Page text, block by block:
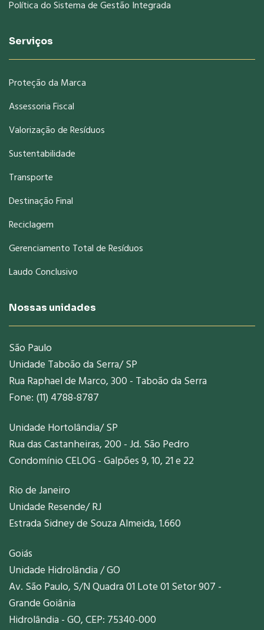
Política do Sistema de Gestão Integrada
Serviços
Proteção da Marca
Assessoria Fiscal
Valorização de Resíduos
Sustentabilidade
Transporte
Destinação Final
Reciclagem
Gerenciamento Total de Resíduos
Laudo Conclusivo
Nossas unidades
São Paulo
Unidade Taboão da Serra/ SP
Rua Raphael de Marco, 300 - Taboão da Serra
Fone: (11) 4788-8787
Unidade Hortolândia/ SP
Rua das Castanheiras, 200 - Jd. São Pedro
Condomínio CELOG - Galpões 9, 10, 21 e 22
Rio de Janeiro
Unidade Resende/ RJ
Estrada Sidney de Souza Almeida, 1.660
Goiás
Unidade Hidrolândia / GO
Av. São Paulo, S/N Quadra 01 Lote 01 Setor 907 -
Grande Goiânia
Hidrolândia - GO, CEP: 75340-000